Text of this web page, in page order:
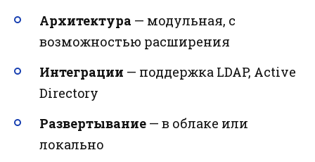
Архитектура — модульная, с
возможностью расширения
Интеграции — поддержка LDAP, Active
Directory
Развертывание — в облаке или
локально